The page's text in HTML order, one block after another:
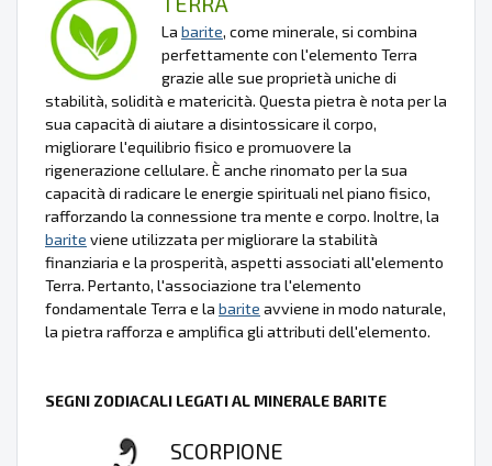
La barite, come minerale, si combina
perfettamente con l'elemento Terra
grazie alle sue proprietà uniche di
stabilità, solidità e matericità. Questa pietra è nota per la
sua capacità di aiutare a disintossicare il corpo,
migliorare l'equilibrio fisico e promuovere la
rigenerazione cellulare. È anche rinomato per la sua
capacità di radicare le energie spirituali nel piano fisico,
rafforzando la connessione tra mente e corpo. Inoltre, la
barite viene utilizzata per migliorare la stabilità
finanziaria e la prosperità, aspetti associati all'elemento
Terra. Pertanto, l'associazione tra l'elemento
fondamentale Terra e la barite avviene in modo naturale,
la pietra rafforza e amplifica gli attributi dell'elemento.
SEGNI ZODIACALI LEGATI AL MINERALE BARITE
SCORPIONE